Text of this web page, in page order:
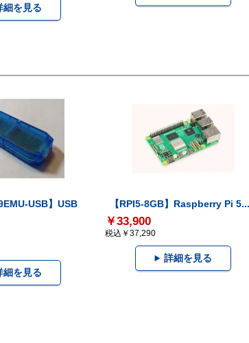
細を見る
USB】USB
細を見る
【RPI5-8GB】Raspberry Pi 5...
￥33,900
税込￥37,290
詳細を見る